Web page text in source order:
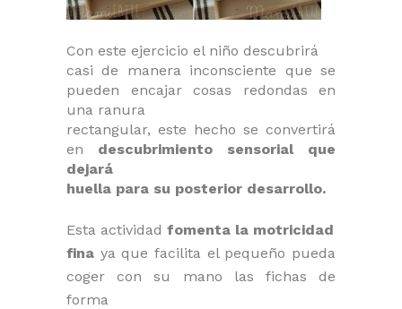
Con este ejercicio el niño descubrirá
casi de manera inconsciente que se
pueden encajar cosas redondas en
una ranura
rectangular, este hecho se convertirá
en descubrimiento sensorial que
dejará
huella para su posterior desarrollo.
Esta actividad fomenta la motricidad
fina ya que facilita el pequeño pueda
coger con su mano las fichas de
forma